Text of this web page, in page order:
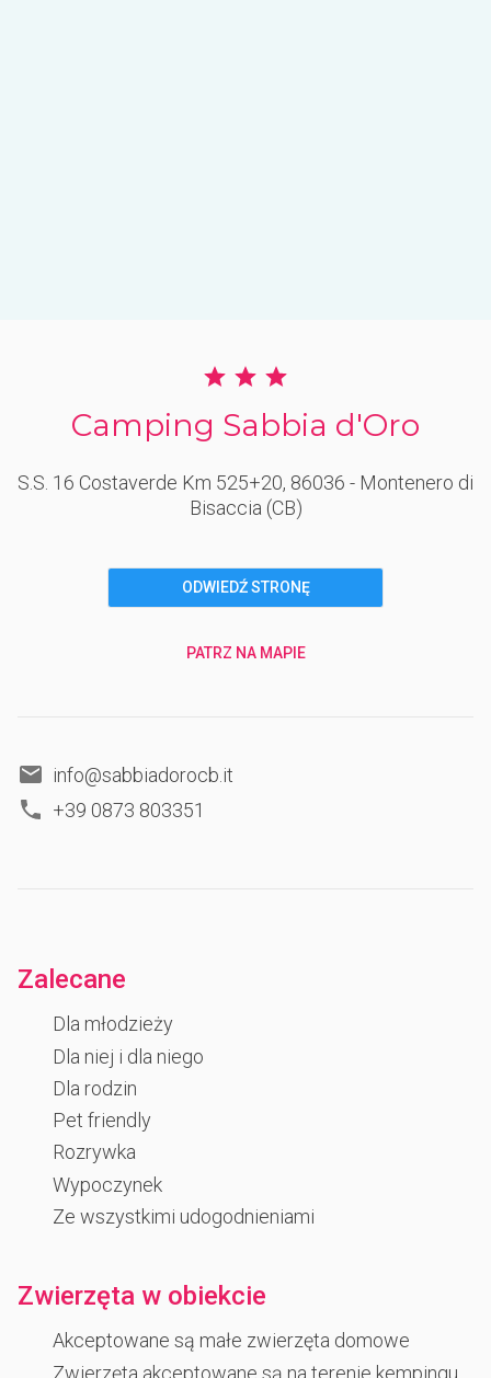
Camping Sabbia d'Oro
S.S. 16 Costaverde Km 525+20, 86036 - Montenero di
Bisaccia (CB)
ODWIEDŹ STRONĘ
PATRZ NA MAPIE
info@sabbiadorocb.it
+39 0873 803351
Zalecane
Dla młodzieży
Dla niej i dla niego
Dla rodzin
Pet friendly
Rozrywka
Wypoczynek
Ze wszystkimi udogodnieniami
Zwierzęta w obiekcie
Akceptowane są małe zwierzęta domowe
Zwierzęta akceptowane są na terenie kempingu